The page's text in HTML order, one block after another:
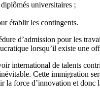
universitaires ;
établir les contingents.
d’admission pour les
lorsqu’il existe une
international de talents
Cette immigration
force d’innovation et donc